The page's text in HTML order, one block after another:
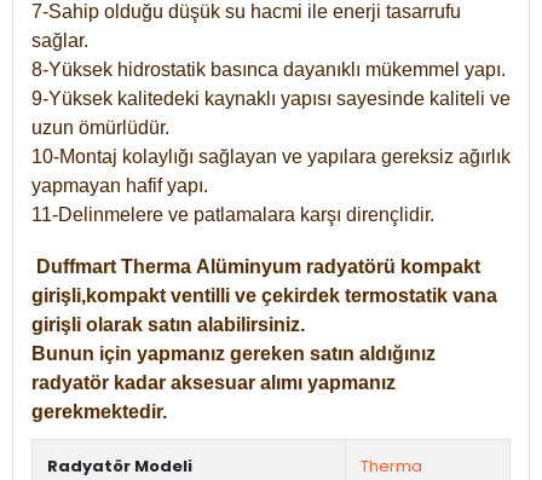
7-Sahip olduğu düşük su hacmi ile enerji tasarrufu
sağlar.
8-Yüksek hidrostatik basınca dayanıklı mükemmel yapı.
9-Yüksek kalitedeki kaynaklı yapısı sayesinde kaliteli ve
uzun ömürlüdür.
10-Montaj kolaylığı sağlayan ve yapılara gereksiz ağırlık
yapmayan hafif yapı.
11-Delinmelere ve patlamalara karşı dirençlidir.
Duffmart Therma Alüminyum radyatörü kompakt
girişli,kompakt ventilli ve çekirdek termostatik vana
girişli olarak satın alabilirsiniz.
Bunun için yapmanız gereken satın aldığınız
radyatör kadar aksesuar alımı yapmanız
gerekmektedir.
Radyatör Modeli Therma